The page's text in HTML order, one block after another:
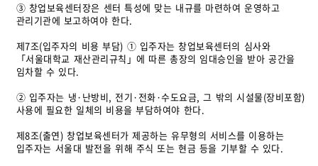
③ 창업보육센터장은 센터 특성에 맞는 내규를 마련하여 운영하고
관리기관에 보고하여야 한다.
제7조(입주자의 비용 부담) ① 입주자는 창업보육센터의 심사와
「서울대학교 재산관리규칙」에 따른 총장의 임대승인을 받아 공간을
임차할 수 있다.
② 입주자는 냉·난방비, 전기·전화·수도요금, 그 밖의 시설물(장비포함)
사용에 필요한 일체의 비용을 부담하여야 한다.
제8조(출연) 창업보육센터가 제공하는 유무형의 서비스를 이용하는
입주자는 서울대 발전을 위해 주식 또는 현금 등을 기부할 수 있다.